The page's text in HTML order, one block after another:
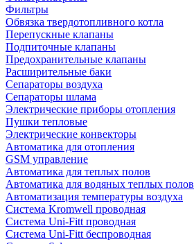
Фильтры
Обвязка твердотопливного котла
Перепускные клапаны
Подпиточные клапаны
Предохранительные клапаны
Расширительные баки
Сепараторы воздуха
Сепараторы шлама
Электрические приборы отопления
Пушки тепловые
Электрические конвекторы
Автоматика для отопления
GSM управление
Автоматика для теплых полов
Автоматика для водяных теплых полов
Автоматизация температуры воздуха
Система Kromwell проводная
Система Uni-Fitt проводная
Система Uni-Fitt беспроводная